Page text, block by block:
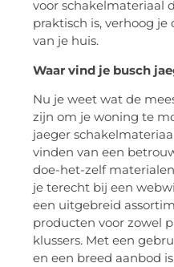
voor schakelmateriaal
praktisch is, verhoog
van je huis.
Waar vind je busch
Nu je weet wat de
zijn om je woning te
jaeger
vinden van een
doe-het-zelf
je terecht bij een
een uitgebreid
producten voor zowel
klussers. Met een
en een breed aanbod